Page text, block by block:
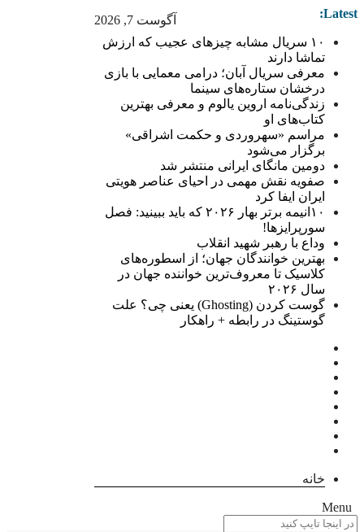
آگوست 7, 2026 Latest:
۱۰ سریال مشابه چیزهای عجیب که ارزش
تماشا دارند
معرفی سریال آبان؛ درامی معمایی با بازی
درخشان ستاره‌های سینما
زندگی‌نامه اروین یالوم و معرفی بهترین
کتاب‌های او
مراسم «سهروردی و حکمت اشراقی»
برگزار می‌شود
دومین مانگای ایرانی منتشر شد
صفویه نقش مهمی در احیای عناصر هویتی
ایران ایفا کرد
۱۰انیمه برتر بهار ۲۰۲۶ که باید ببینید: فصل
سورپرایزها!
وداع با رهبر شهید انقلاب
بهترین خوانندگان جهان؛ از اسطوره‌های
کلاسیک تا معروف‌ترین خواننده جهان در
سال ۲۰۲۶
گوست کردن (Ghosting) یعنی چی؟ علت
گوستینگ در رابطه + راهکار
خانه
Menu